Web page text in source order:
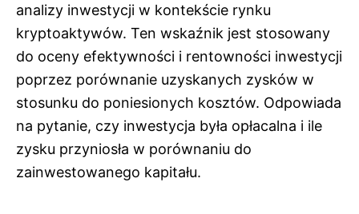
analizy inwestycji w kontekście rynku
kryptoaktywów. Ten wskaźnik jest stosowany
do oceny efektywności i rentowności inwestycji
poprzez porównanie uzyskanych zysków w
stosunku do poniesionych kosztów. Odpowiada
na pytanie, czy inwestycja była opłacalna i ile
zysku przyniosła w porównaniu do
zainwestowanego kapitału.